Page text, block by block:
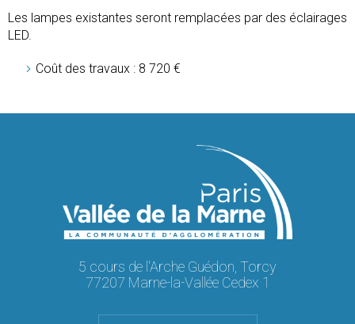
Les lampes existantes seront remplacées par des éclairages
LED.
Coût des travaux : 8 720 €
5 cours de l'Arche Guédon, Torcy
77207 Marne-la-Vallée Cedex 1